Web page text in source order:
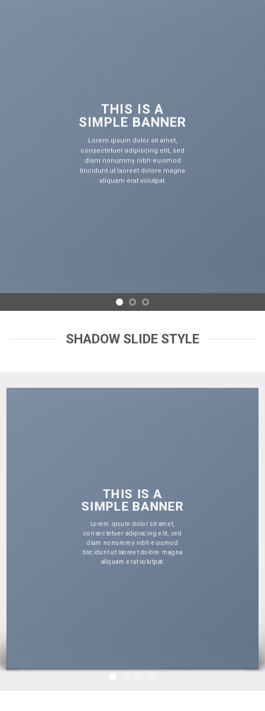
THIS IS A
SIMPLE BANNER
Lorem ipsum dolor sit amet,
consectetuer adipiscing elit, sed
diam nonummy nibh euismod
tincidunt ut laoreet dolore magna
aliquam erat volutpat.
SHADOW SLIDE STYLE
THIS IS A
SIMPLE BANNER
Lorem ipsum dolor sit amet,
consectetuer adipiscing elit, sed
diam nonummy nibh euismod
tincidunt ut laoreet dolore magna
aliquam erat volutpat.